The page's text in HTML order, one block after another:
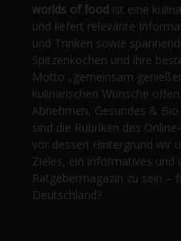
worlds of food ist eine
und liefert relevante
und Trinken sowie
Spitzenköchen und ihre
Motto „gemeinsam
kulinarischen Wünsche
Abnehmen, Gesundes &
sind die Rubriken des
vor dessen Hintergrund wir
Zieles, ein informatives und
Ratgebermagazin zu sein –
Deutschland?